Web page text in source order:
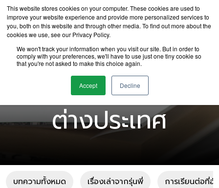
This website stores cookies on your computer. These cookies are used to
improve your website experience and provide more personalized services to
you, both on this website and through other media. To find out more about the
cookies we use, see our Privacy Policy.
We won't track your information when you visit our site. But in order to
comply with your preferences, we'll have to use just one tiny cookie so
that you're not asked to make this choice again.
Accept Decline
บทความเรียนต่อ
ต่างประเทศ
บทความทั้งหมด เรื่องเล่าจากรุ่นพี่ การเรียนต่อที่